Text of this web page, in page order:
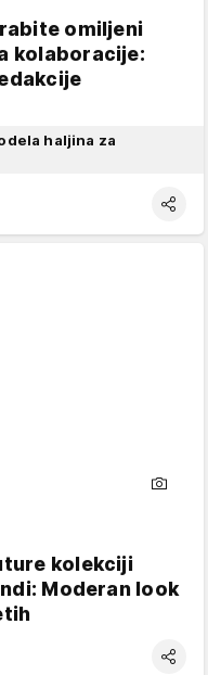
omiljeni
kolaboracije:
haljina za
kolekciji
Moderan look